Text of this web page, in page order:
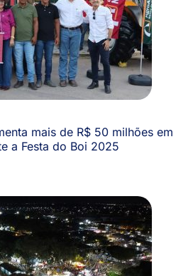
mais de R$ 50 milhões em
a Festa do Boi 2025